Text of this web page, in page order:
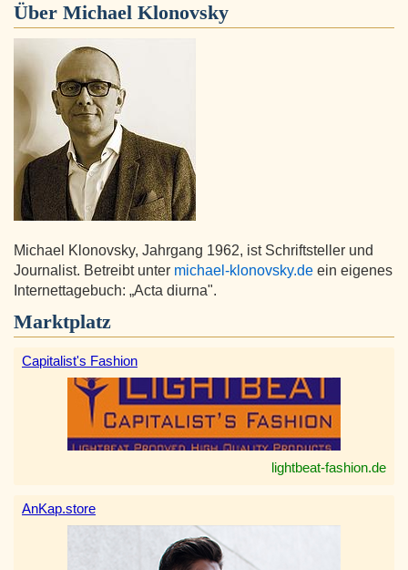
Über Michael Klonovsky
Michael Klonovsky, Jahrgang 1962, ist Schriftsteller und
Journalist. Betreibt unter michael-klonovsky.de ein eigenes
Internettagebuch: „Acta diurna".
Marktplatz
Capitalist's Fashion
lightbeat-fashion.de
AnKap.store